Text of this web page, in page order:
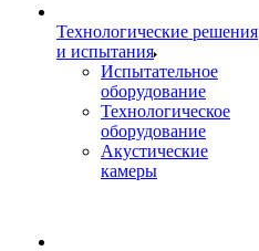
Технологические решения
и испытания
Испытательное
оборудование
Технологическое
оборудование
Акустические
камеры